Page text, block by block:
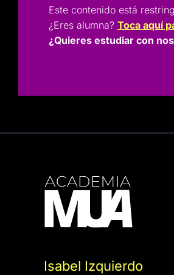
Este contenido está
¿Eres alumna? Toca aquí
¿Quieres estudiar con
Isabel Izquierdo